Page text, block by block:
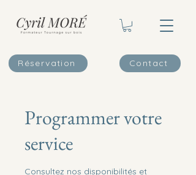
Contact
Réservation
Programmer votre
service
Consultez nos disponibilités et